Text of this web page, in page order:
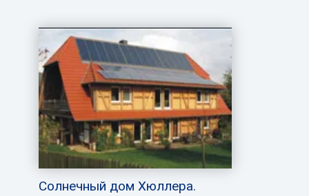
Солнечный дом Хюллера.